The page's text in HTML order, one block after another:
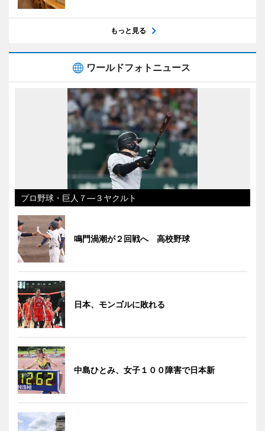
もっと見る
ワールドフォトニュース
プロ野球・巨人７―３ヤクルト
鳴門渦潮が２回戦へ 高校野球
日本、モンゴルに敗れる
中島ひとみ、女子１００障害で日本新